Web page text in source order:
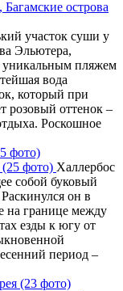
участок суши у
Эльютера,
уникальным пляжем
вода
который при
розовый оттенок –
Роскошное
фото)
Халлербос
собой буковый
он в
на границе между
езды к югу от
период –
(23 фото)